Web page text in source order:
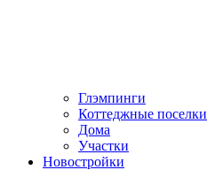
Глэмпинги
Коттеджные поселки
Дома
Участки
Новостройки